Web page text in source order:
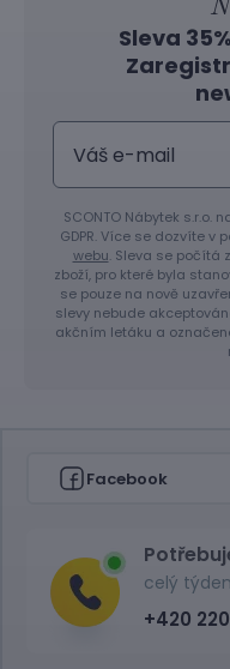
Sleva
SCONTO Nábytek
GDPR. Více se dozvíte
webu. Sleva se počítá
zboží, pro které byla
se pouze na nově
slevy nebude
akčním letáku a
Facebook
celý
+420